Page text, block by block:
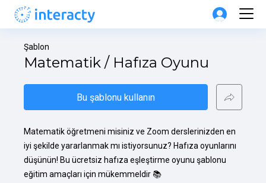
Şablon
Matematik / Hafıza Oyunu
Bu şablonu kullanın
Matematik öğretmeni misiniz ve Zoom derslerinizden en
iyi şekilde yararlanmak mı istiyorsunuz? Hafıza oyunlarını
düşünün! Bu ücretsiz hafıza eşleştirme oyunu şablonu
eğitim amaçları için mükemmeldir 📚